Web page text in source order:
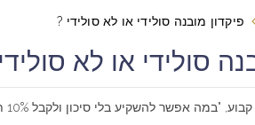
פיקדון מובנה סולידי או לא סולידי ?
סולידי או לא סולידי ?(מאי
"במה אפשר להשקיע בלי סיכון ולקבל 10% תשואה ?".